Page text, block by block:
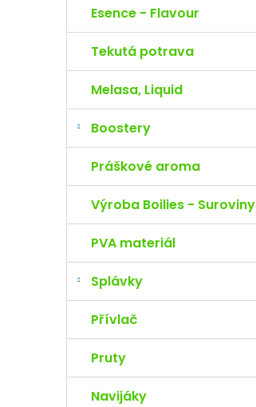
Esence - Flavour
Tekutá potrava
Melasa, Liquid
Boostery
Práškové aroma
Výroba Boilies - Suroviny
PVA materiál
Splávky
Přívlač
Pruty
Navijáky